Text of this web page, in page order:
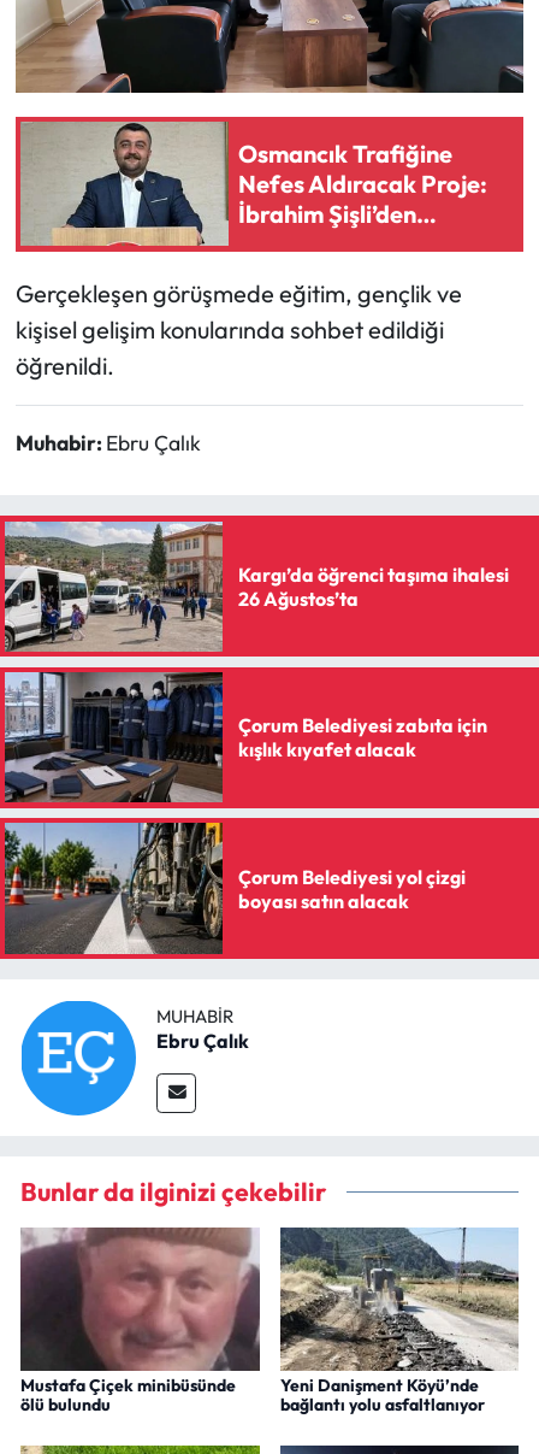
Osmancık Trafiğine
Nefes Aldıracak Proje:
İbrahim Şişli’den
Alternatif Yol Önerisi!
Gerçekleşen görüşmede eğitim, gençlik ve
kişisel gelişim konularında sohbet edildiği
öğrenildi.
Muhabir: Ebru Çalık
Kargı’da öğrenci taşıma ihalesi
26 Ağustos’ta
Çorum Belediyesi zabıta için
kışlık kıyafet alacak
Çorum Belediyesi yol çizgi
boyası satın alacak
MUHABIR
Ebru Çalık
Bunlar da ilginizi çekebilir
Mustafa Çiçek minibüsünde
ölü bulundu
Yeni Danişment Köyü’nde
bağlantı yolu asfaltlanıyor
Ortaköy Haberleri
Osmancık Haberleri
Otomotiv
Resmi İlan
Resmi Reklam
Sağlık
Siyaset
Spor
Turizm
Uğurludağ Haberleri
Yaşam
Yayla Haber
Yemek Tarifleri
Yerel Haberler